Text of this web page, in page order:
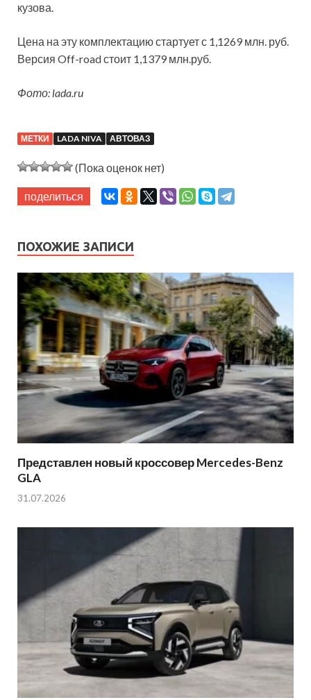
кузова.
Цена на эту комплектацию стартует с 1,1269 млн. руб.
Версия Off-road стоит 1,1379 млн.руб.
Фото: lada.ru
МЕТКИ LADA NIVA АВТОВАЗ
(Пока оценок нет)
поделиться
ПОХОЖИЕ ЗАПИСИ
Представлен новый кроссовер Mercedes-Benz
GLA
31.07.2026